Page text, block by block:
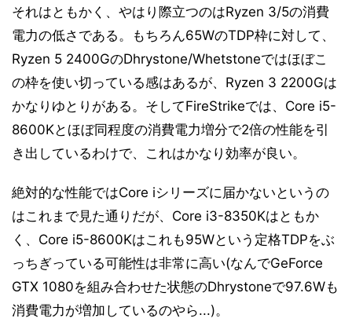
それはともかく、やはり際立つのはRyzen 3/5の消費
電力の低さである。もちろん65WのTDP枠に対して、
Ryzen 5 2400GのDhrystone/Whetstoneではほぼこ
の枠を使い切っている感はあるが、Ryzen 3 2200Gは
かなりゆとりがある。そしてFireStrikeでは、Core i5-
8600Kとほぼ同程度の消費電力増分で2倍の性能を引
き出しているわけで、これはかなり効率が良い。
絶対的な性能ではCore iシリーズに届かないというの
はこれまで見た通りだが、Core i3-8350Kはともか
く、Core i5-8600Kはこれも95Wという定格TDPをぶ
っちぎっている可能性は非常に高い(なんでGeForce
GTX 1080を組み合わせた状態のDhrystoneで97.6Wも
消費電力が増加しているのやら...)。